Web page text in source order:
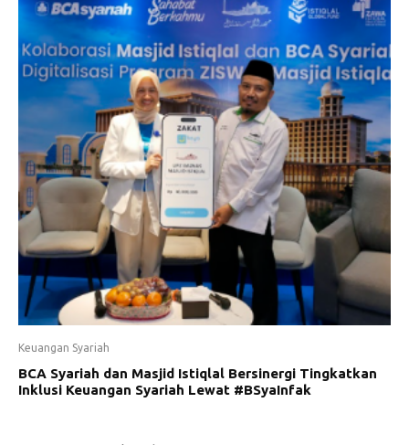
Keuangan Syariah
BCA Syariah dan Masjid Istiqlal Bersinergi Tingkatkan
Inklusi Keuangan Syariah Lewat #BSyaInfak